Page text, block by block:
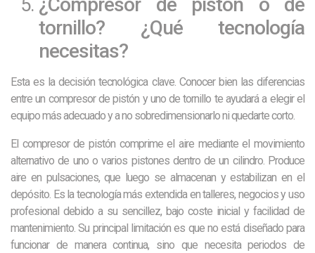
¿Compresor de pistón o de
tornillo? ¿Qué tecnología
necesitas?
Esta es la decisión tecnológica clave. Conocer bien las diferencias
entre un compresor de pistón y uno de tornillo te ayudará a elegir el
equipo más adecuado y a no sobredimensionarlo ni quedarte corto.
El compresor de pistón comprime el aire mediante el movimiento
alternativo de uno o varios pistones dentro de un cilindro. Produce
aire en pulsaciones, que luego se almacenan y estabilizan en el
depósito. Es la tecnología más extendida en talleres, negocios y uso
profesional debido a su sencillez, bajo coste inicial y facilidad de
mantenimiento. Su principal limitación es que no está diseñado para
funcionar de manera continua, sino que necesita periodos de